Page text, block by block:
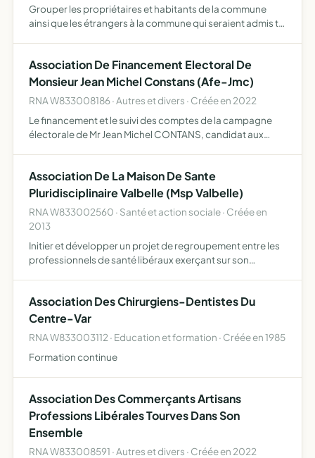
Grouper les propriétaires et habitants de la commune
ainsi que les étrangers à la commune qui seraient admis tel
repeuplement,…
Association De Financement Electoral De
Monsieur Jean Michel Constans (Afe-Jmc)
RNA W833008186 · Autres et divers · Créée en 2022
Le financement et le suivi des comptes de la campagne
électorale de Mr Jean Michel CONTANS, candidat aux
Association De La Maison De Sante
Pluridisciplinaire Valbelle (Msp Valbelle)
RNA W833002560 · Santé et action sociale · Créée en
2013
Initier et développer un projet de regroupement entre les
professionnels de santé libéraux exerçant sur son
d'administrati…
Association Des Chirurgiens-Dentistes Du
Centre-Var
RNA W833003112 · Education et formation · Créée en 1985
Formation continue
Association Des Commerçants Artisans
Professions Libérales Tourves Dans Son
Ensemble
RNA W833008591 · Autres et divers · Créée en 2022